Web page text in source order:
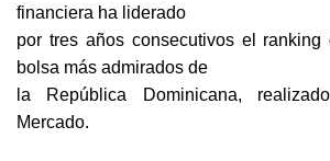
financiera ha liderado
por tres años consecutivos el
bolsa más admirados de
la República Dominicana,
Mercado.